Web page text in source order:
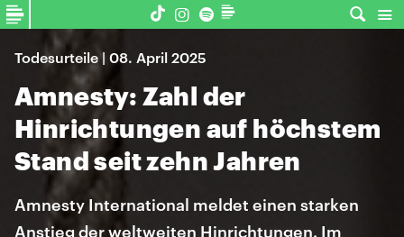
Todesurteile | 08. April 2025
Amnesty: Zahl der
Hinrichtungen auf höchstem
Stand seit zehn Jahren
Amnesty International meldet einen starken
Anstieg der weltweiten Hinrichtungen. Im